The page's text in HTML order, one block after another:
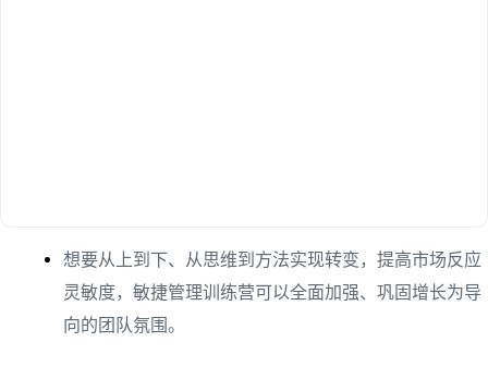
想要从上到下、从思维到方法实现转变，提高市场反应
灵敏度，敏捷管理训练营可以全面加强、巩固增长为导
向的团队氛围。